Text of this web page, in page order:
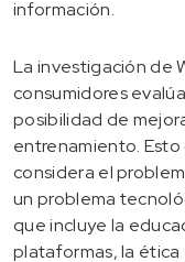
información.
La investigación de
consumidores
posibilidad de
entrenamiento.
considera el
un problema
que incluye la
plataformas, la ética